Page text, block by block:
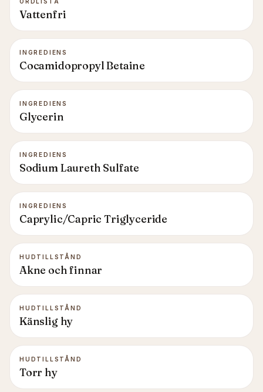
Vattenfri
INGREDIENS
Cocamidopropyl Betaine
INGREDIENS
Glycerin
INGREDIENS
Sodium Laureth Sulfate
INGREDIENS
Caprylic/Capric Triglyceride
HUDTILLSTÅND
Akne och finnar
HUDTILLSTÅND
Känslig hy
HUDTILLSTÅND
Torr hy